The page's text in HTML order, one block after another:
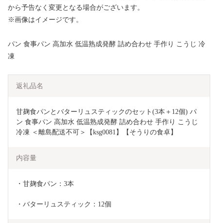
から予告なく変更となる場合がございます。
※画像はイメージです。
パン 食事パン 高加水 低温熟成発酵 詰め合わせ 手作り こうじ 冷
凍
返礼品名
甘麹食パンとバターリュスティックのセット(3本＋12個) パ
ン 食事パン 高加水 低温熟成発酵 詰め合わせ 手作り こうじ
冷凍 ＜離島配送不可＞【ksg0081】【そうりの食卓】
内容量
・甘麹食パン：3本
・バターリュスティック：12個